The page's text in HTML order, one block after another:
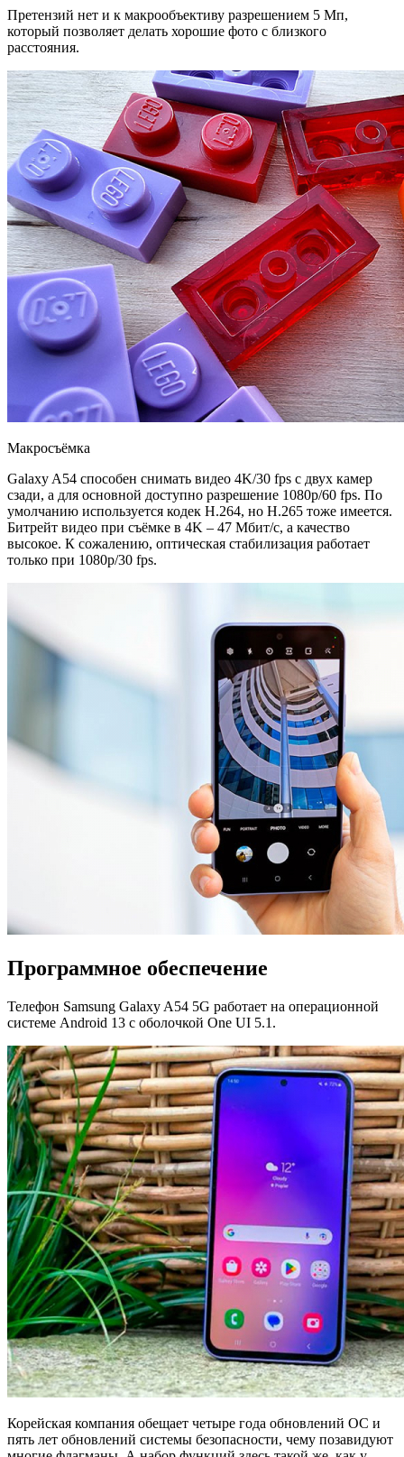
Претензий нет и к макрообъективу разрешением 5 Мп,
который позволяет делать хорошие фото с близкого
расстояния.
Макросъёмка
Galaxy A54 способен снимать видео 4K/30 fps с двух камер
сзади, а для основной доступно разрешение 1080p/60 fps. По
умолчанию используется кодек H.264, но H.265 тоже имеется.
Битрейт видео при съёмке в 4K – 47 Мбит/с, а качество
высокое. К сожалению, оптическая стабилизация работает
только при 1080p/30 fps.
Программное обеспечение
Телефон Samsung Galaxy A54 5G работает на операционной
системе Android 13 с оболочкой One UI 5.1.
Корейская компания обещает четыре года обновлений ОС и
пять лет обновлений системы безопасности, чему позавидуют